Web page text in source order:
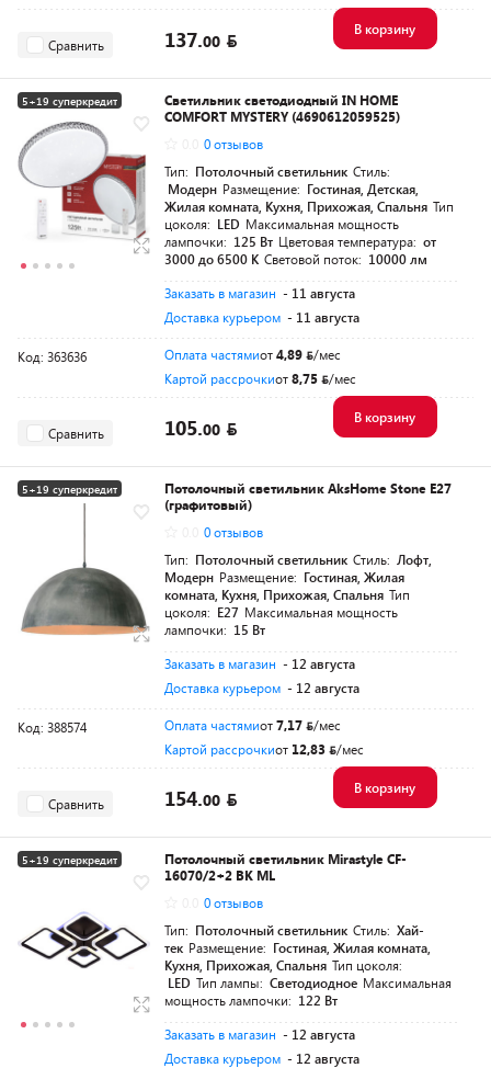
Сравнить 137.00
В корзину
5+19 суперкредит
Разумная цена
Светильник светодиодный IN HOME
COMFORT MYSTERY (4690612059525)
0 отзывов
Тип: Потолочный светильник Стиль:
Модерн Размещение: Гостиная, Детская,
Жилая комната, Кухня, Прихожая, Спальня Тип
цоколя: LED Максимальная мощность
лампочки: 125 Вт Цветовая температура: от
3000 до 6500 K Световой поток: 10000 лм
Заказать в магазин - 11 августа
Доставка курьером - 11 августа
Код: 363636 Оплата частямиот4,89
/мес
Картой рассрочкиот8,75 /мес
Сравнить 105.00
В корзину
5+19 суперкредит
Потолочный светильник AksHome Stone E27
(графитовый)
0 отзывов
Тип: Потолочный светильник Стиль: Лофт,
Модерн Размещение: Гостиная, Жилая
комната, Кухня, Прихожая, Спальня Тип
цоколя: E27 Максимальная мощность
лампочки: 15 Вт
Заказать в магазин - 12 августа
Доставка курьером - 12 августа
Код: 388574 Оплата частямиот7,17
/мес
Картой рассрочкиот 12,83 /мес
Сравнить 154.00
В корзину
5+19 суперкредит
Потолочный светильник Mirastyle CF-
16070/2+2 BK ML
0 отзывов
Тип: Потолочный светильник Стиль: Хай-
тек Размещение: Гостиная, Жилая комната,
Кухня, Прихожая, Спальня Тип цоколя:
LED Тип лампы: Светодиодное Максимальная
мощность лампочки: 122 Вт
Заказать в магазин - 12 августа
Доставка курьером - 12 августа